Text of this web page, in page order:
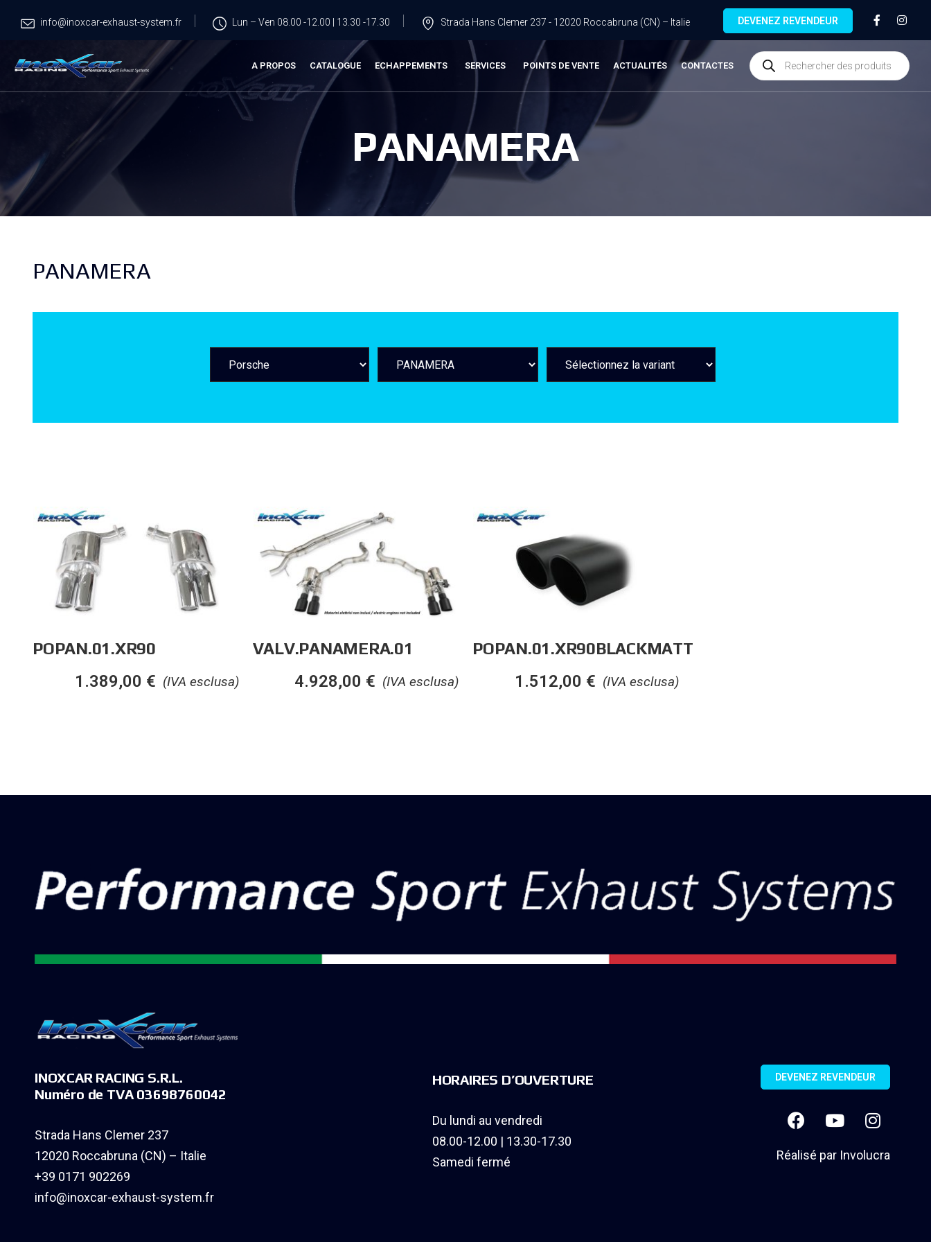
info@inoxcar-exhaust-system.fr Lun – Ven 08.00 -12.00 | 13.30 -17.30 Strada Hans Clemer 237 - 12020 Roccabruna (CN) – Italie DEVENEZ REVENDEUR
A PROPOS CATALOGUE ECHAPPEMENTS SERVICES POINTS DE VENTE ACTUALITÉS CONTACTES
PANAMERA
PANAMERA
POPAN.01.XR90
(IVA esclusa)
1.389,00 €
VALV.PANAMERA.01
(IVA esclusa)
4.928,00 €
POPAN.01.XR90BLACKMATT
(IVA esclusa)
1.512,00 €
INOXCAR RACING S.R.L.
Numéro de TVA 03698760042
Strada Hans Clemer 237
12020 Roccabruna (CN) – Italie
+39 0171 902269
info@inoxcar-exhaust-system.fr
HORAIRES D’OUVERTURE
Du lundi au vendredi
08.00-12.00 | 13.30-17.30
Samedi fermé
DEVENEZ REVENDEUR
Réalisé par Involucra